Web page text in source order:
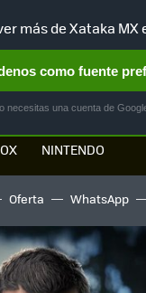
NINTENDO
Oferta WhatsApp
más de Xataka MX
como fuente
necesitas una cuenta de